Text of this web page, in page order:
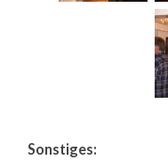
Sonstiges: